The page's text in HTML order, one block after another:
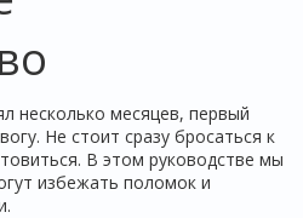
несколько месяцев, первый
Не стоит сразу бросаться к
В этом руководстве мы
избежать поломок и